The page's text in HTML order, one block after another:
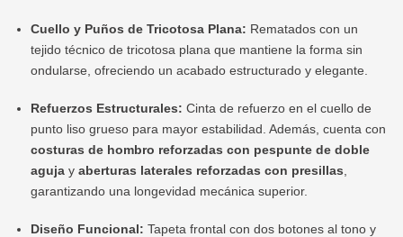
Cuello y Puños de Tricotosa Plana: Rematados con un
tejido técnico de tricotosa plana que mantiene la forma sin
ondularse, ofreciendo un acabado estructurado y elegante.
Refuerzos Estructurales: Cinta de refuerzo en el cuello de
punto liso grueso para mayor estabilidad. Además, cuenta con
costuras de hombro reforzadas con pespunte de doble
agujay aberturas laterales reforzadas con presillas
garantizando una longevidad mecánica superior.
Diseño Funcional: Tapeta frontal con dos botones al tono y